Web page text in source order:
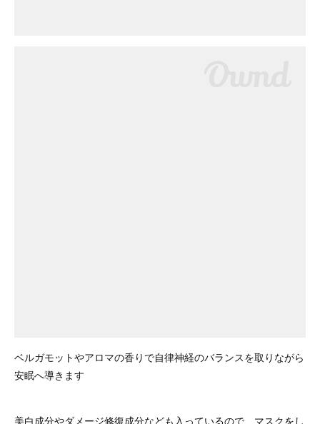
ベルガモットやアロマの香りで自律神経のバランスを取りながら
安眠へ導きます
美白成分やダメージ修復成分なども入っているので、マスクをし